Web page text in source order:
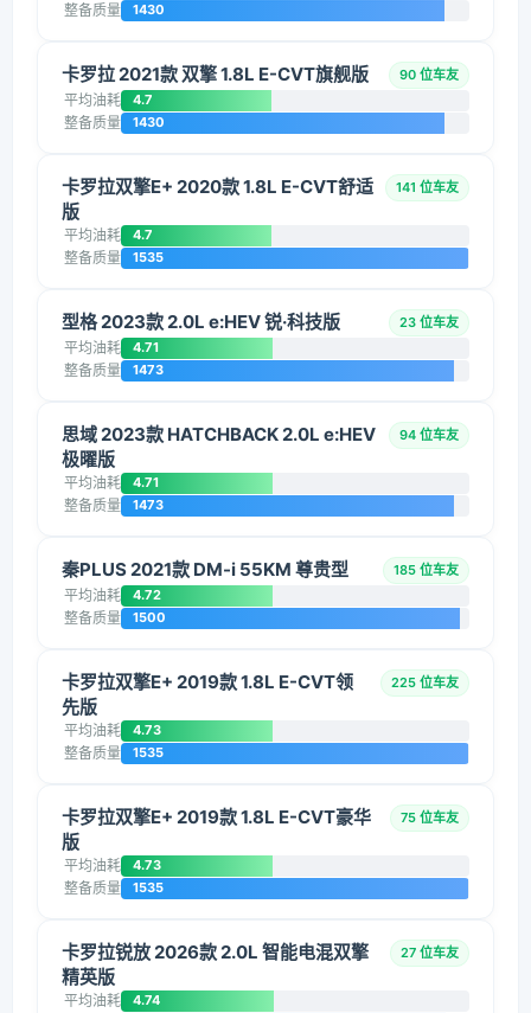
整备质量 1430
卡罗拉 2021款 双擎 1.8L E-CVT旗舰版 90 位车友
平均油耗 4.7
整备质量 1430
卡罗拉双擎E+ 2020款 1.8L E-CVT舒适
版
141 位车友
平均油耗 4.7
整备质量 1535
型格 2023款 2.0L e:HEV 锐·科技版 23 位车友
平均油耗 4.71
整备质量 1473
思域 2023款 HATCHBACK 2.0L e:HEV
极曜版
94 位车友
平均油耗 4.71
整备质量 1473
秦PLUS 2021款 DM-i 55KM 尊贵型 185 位车友
平均油耗 4.72
整备质量 1500
卡罗拉双擎E+ 2019款 1.8L E-CVT领
先版
225 位车友
平均油耗 4.73
整备质量 1535
卡罗拉双擎E+ 2019款 1.8L E-CVT豪华
版
75 位车友
平均油耗 4.73
整备质量 1535
卡罗拉锐放 2026款 2.0L 智能电混双擎
精英版
27 位车友
平均油耗 4.74